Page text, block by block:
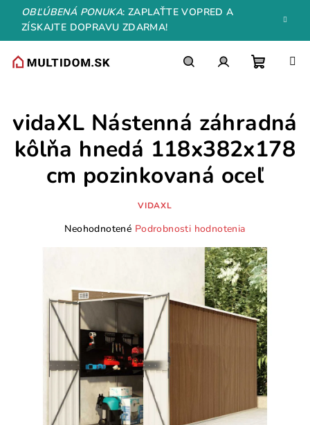
Prejsť
obsah
OBĽÚBENÁ PONUKA: ZAPLAŤTE VOPRED A
ZÍSKAJTE DOPRAVU ZDARMA!
košík
vidaXL Nástenná záhradná
kôlňa hnedá 118x382x178
cm pozinkovaná oceľ
VIDAXL
Priemerné
z
hviezdičiek.
Neohodnotené Podrobnosti hodnotenia